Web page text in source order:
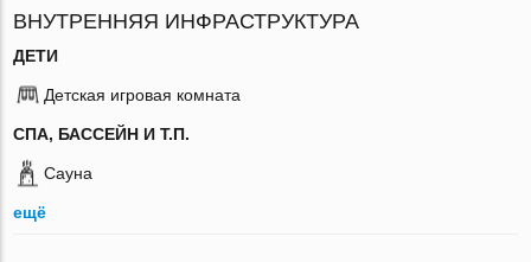
ВНУТРЕННЯЯ ИНФРАСТРУКТУРА
ДЕТИ
Детская игровая комната
СПА, БАССЕЙН И Т.П.
Сауна
ещё